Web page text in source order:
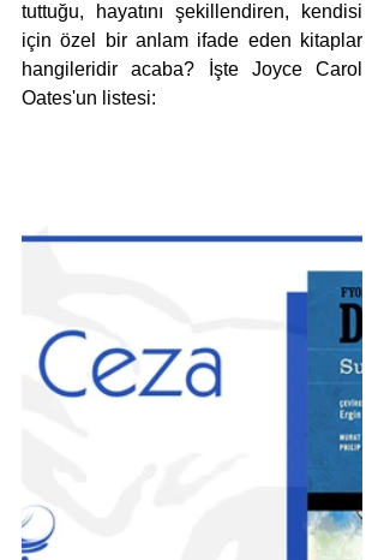
tuttuğu, hayatını şekillendiren, kendisi
için özel bir anlam ifade eden kitaplar
hangileridir acaba? İşte Joyce Carol
Oates'un listesi: